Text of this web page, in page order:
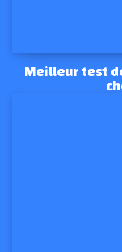
Meilleur test